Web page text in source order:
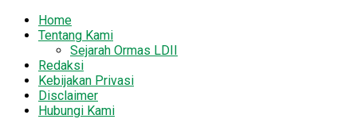
Home
Tentang Kami
Sejarah Ormas LDII
Redaksi
Kebijakan Privasi
Disclaimer
Hubungi Kami